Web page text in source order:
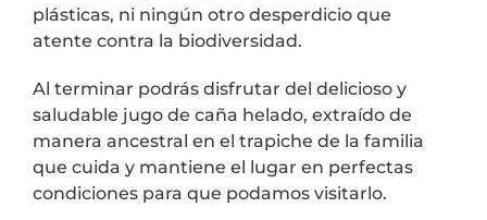
plásticas, ni ningún otro desperdicio que
atente contra la biodiversidad.
Al terminar podrás disfrutar del delicioso y
saludable jugo de caña helado, extraído de
manera ancestral en el trapiche de la familia
que cuida y mantiene el lugar en perfectas
condiciones para que podamos visitarlo.